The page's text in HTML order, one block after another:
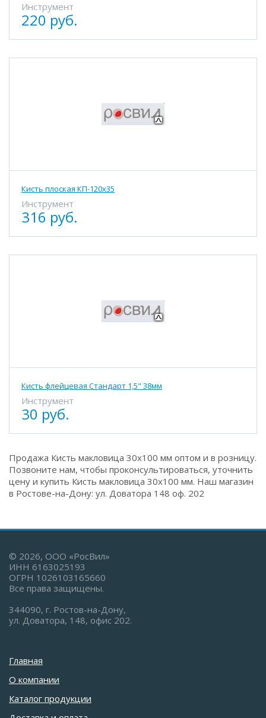
Инструмент
220 руб.
Кисть плоская КП-120х35
Инструмент
316 руб.
Кисть флейцевая Стандарт 1,5" 38мм
Инструмент
30 руб.
Продажа Кисть макловица 30х100 мм оптом и в розницу.
Позвоните нам, чтобы проконсультироваться, уточнить
цену и купить Кисть макловица 30х100 мм. Наш магазин
в Ростове-на-Дону: ул. Доватора 148 оф. 202
© 2026, ООО «РосВил»
ИНН 6163025193
ОГРН 1026103165660
Все права защищены.
344090, г. Ростов-на-Дону,
ул. Доватора, 148, офис 202.
Главная
О компании
Каталог продукции